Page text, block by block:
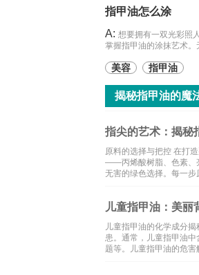
指甲油怎么涂
A: 想要拥有一双光彩照
掌握指甲油的涂抹艺术。
美容 指甲油
揭秘指甲油的魔
指尖的艺术：揭秘
原料的选择与把控 在打
——丙烯酸树脂、色素、
无害的绿色选择。每一
儿童指甲油：美丽
儿童指甲油的化学成分
患。通常，儿童指甲油
题等。儿童指甲油的危害